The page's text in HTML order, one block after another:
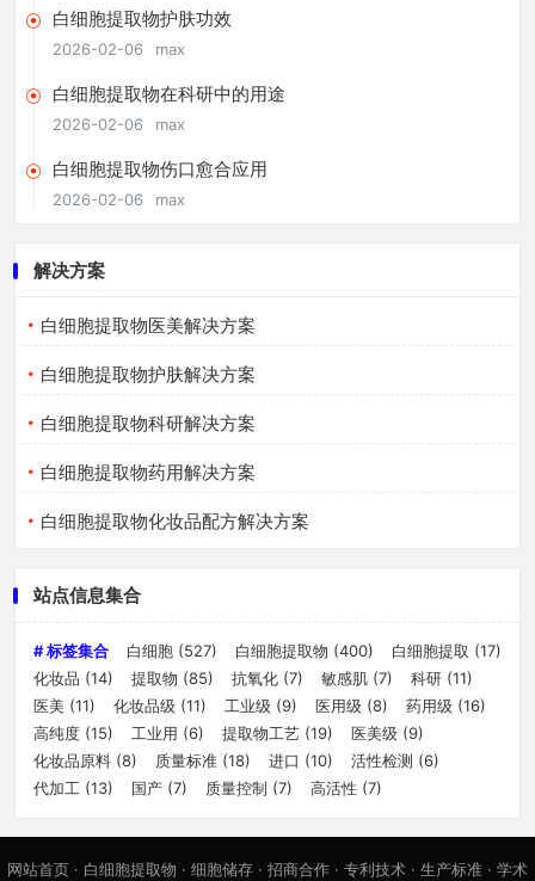
白细胞提取物护肤功效
2026-02-06 max
白细胞提取物在科研中的用途
2026-02-06 max
白细胞提取物伤口愈合应用
2026-02-06 max
解决方案
白细胞提取物医美解决方案
白细胞提取物护肤解决方案
白细胞提取物科研解决方案
白细胞提取物药用解决方案
白细胞提取物化妆品配方解决方案
站点信息集合
# 标签集合 白细胞 (527) 白细胞提取物 (400) 白细胞提取 (17)
化妆品 (14) 提取物 (85) 抗氧化 (7) 敏感肌 (7) 科研 (11)
医美 (11) 化妆品级 (11) 工业级 (9) 医用级 (8) 药用级 (16)
高纯度 (15) 工业用 (6) 提取物工艺 (19) 医美级 (9)
化妆品原料 (8) 质量标准 (18) 进口 (10) 活性检测 (6)
代加工 (13) 国产 (7) 质量控制 (7) 高活性 (7)
网站首页 · 白细胞提取物 · 细胞储存 · 招商合作 · 专利技术 · 生产标准 · 学术